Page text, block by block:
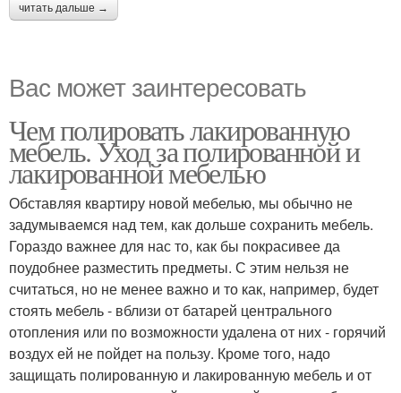
читать дальше →
Вас может заинтересовать
Чем полировать лакированную
мебель. Уход за полированной и
лакированной мебелью
Обставляя квартиру новой мебелью, мы обычно не
задумываемся над тем, как дольше сохранить мебель.
Гораздо важнее для нас то, как бы покрасивее да
поудобнее разместить предметы. С этим нельзя не
считаться, но не менее важно и то как, например, будет
стоять мебель - вблизи от батарей центрального
отопления или по возможности удалена от них - горячий
воздух ей не пойдет на пользу. Кроме того, надо
защищать полированную и лакированную мебель и от